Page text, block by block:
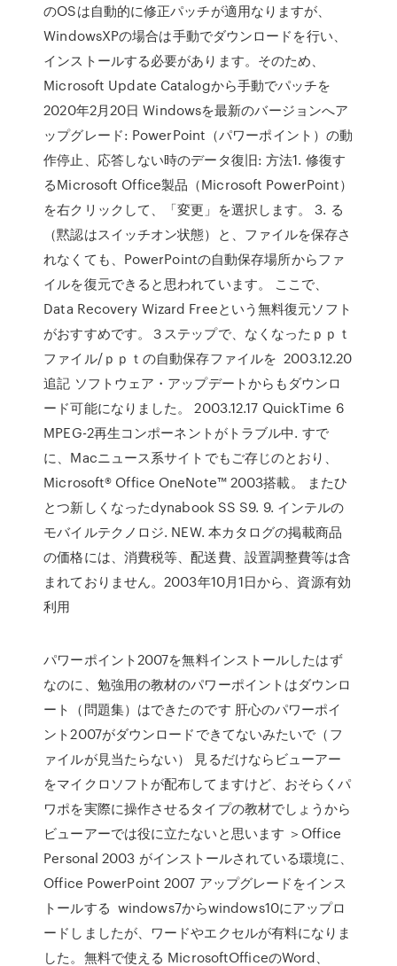
のOSは自動的に修正パッチが適用なりますが、
WindowsXPの場合は手動でダウンロードを行い、
インストールする必要があります。そのため、
Microsoft Update Catalogから手動でパッチを
2020年2月20日 Windowsを最新のバージョンへア
ップグレード: PowerPoint（パワーポイント）の動
作停止、応答しない時のデータ復旧: 方法1. 修復す
るMicrosoft Office製品（Microsoft PowerPoint）
を右クリックして、「変更」を選択します。 3. る
（黙認はスイッチオン状態）と、ファイルを保存さ
れなくても、PowerPointの自動保存場所からファ
イルを復元できると思われています。 ここで、
Data Recovery Wizard Freeという無料復元ソフト
がおすすめです。３ステップで、なくなったｐｐｔ
ファイル/ｐｐｔの自動保存ファイルを 2003.12.20
追記 ソフトウェア・アップデートからもダウンロ
ード可能になりました。 2003.12.17 QuickTime 6
MPEG-2再生コンポーネントがトラブル中. すで
に、Macニュース系サイトでもご存じのとおり、
Microsoft® Office OneNote™ 2003搭載。 またひ
とつ新しくなったdynabook SS S9. 9. インテルの
モバイルテクノロジ. NEW. 本カタログの掲載商品
の価格には、消費税等、配送費、設置調整費等は含
まれておりません。2003年10月1日から、資源有効
利用
パワーポイント2007を無料インストールしたはず
なのに、勉強用の教材のパワーポイントはダウンロ
ート（問題集）はできたのです 肝心のパワーポイ
ント2007がダウンロードできてないみたいで（フ
ァイルが見当たらない） 見るだけならビューアー
をマイクロソフトが配布してますけど、おそらくパ
ワポを実際に操作させるタイプの教材でしょうから
ビューアーでは役に立たないと思います ＞Office
Personal 2003 がインストールされている環境に、
Office PowerPoint 2007 アップグレードをインス
トールする windows7からwindows10にアップロ
ードしましたが、ワードやエクセルが有料になりま
した。無料で使える MicrosoftOfficeのWord、